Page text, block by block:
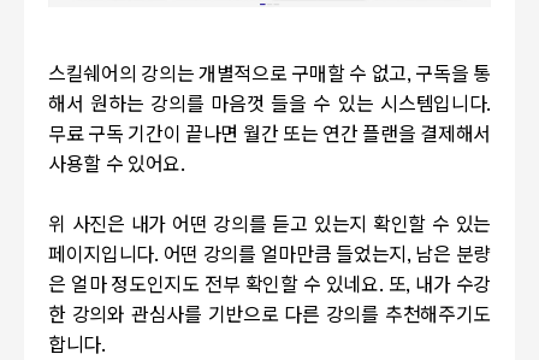
스킬쉐어의 강의는 개별적으로 구매할 수 없고, 구독을 통
해서 원하는 강의를 마음껏 들을 수 있는 시스템입니다.
무료 구독 기간이 끝나면 월간 또는 연간 플랜을 결제해서
사용할 수 있어요.
위 사진은 내가 어떤 강의를 듣고 있는지 확인할 수 있는
페이지입니다. 어떤 강의를 얼마만큼 들었는지, 남은 분량
은 얼마 정도인지도 전부 확인할 수 있네요. 또, 내가 수강
한 강의와 관심사를 기반으로 다른 강의를 추천해주기도
합니다.